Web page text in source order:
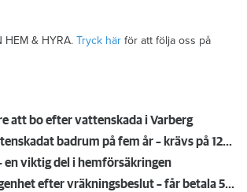
HEM & HYRA. Tryck här för att följa oss på
att bo efter vattenskada i Varberg
Anmälde inte vattenskadat badrum på fem år – krävs på 125 000 kronor
en viktig del i hemförsäkringen
Kvinna kapade lägenhet efter vräkningsbeslut – får betala 50 000